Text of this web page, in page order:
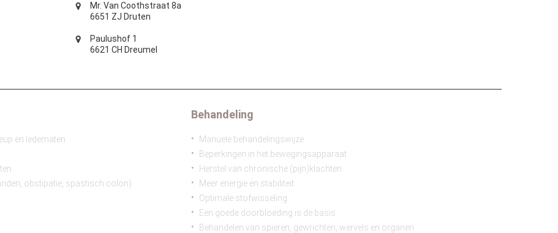
Mr. Van Coothstraat 8a
6651 ZJ Druten
Paulushof 1
6621 CH Dreumel
en ledematen
obstipatie, spastisch colon)
Behandeling
Manuele behandelingswijze
Beperkingen in het bewegingsapparaat
Herstel van chronische (pijn)klachten
Meer energie en stabiliteit
Optimale stofwisseling
Een goede doorbloeding is de basis
Behandelen van spieren, gewrichten, wervels en organen